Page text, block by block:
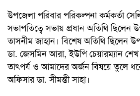
উপজেলা পরিবার পরিকল্পনা কর্মকর্তা
সভাপতিত্বে সভায় প্রধান অতিথি ছিলেন
তাসনীম জাহান। বিশেষ অতিথি ছিলেন
ডা. জেসমিন আরা, ইউপি চেয়ারম্যান
তাৎপর্য ও আমাদের অর্জন বিষয়ে তুলে
অফিসার ডা. সীমন্তী সাহা।